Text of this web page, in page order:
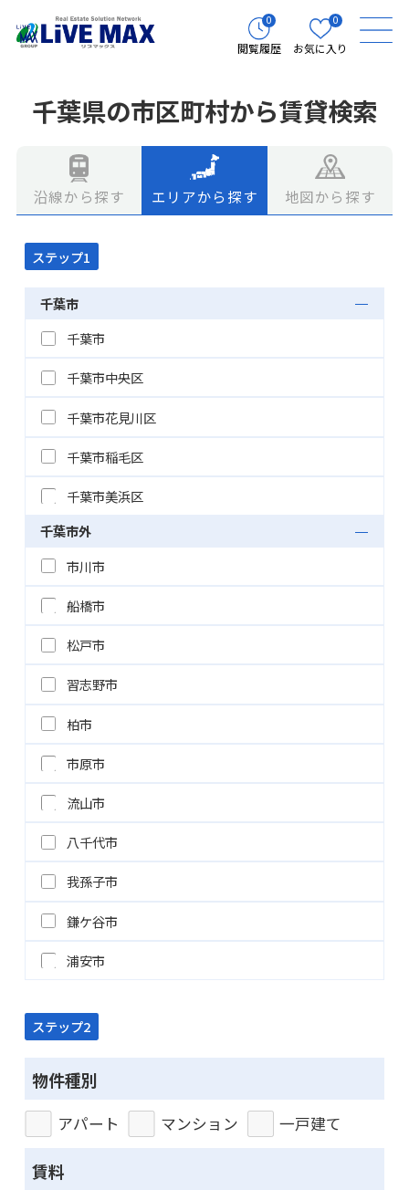
0
閲覧履歴
0
お気に入り
千葉県の市区町村から賃貸検索
沿線から探す エリアから探す 地図から探す
ステップ1
千葉市
千葉市
千葉市中央区
千葉市花見川区
千葉市稲毛区
千葉市美浜区
千葉市外
市川市
船橋市
松戸市
習志野市
柏市
市原市
流山市
八千代市
我孫子市
鎌ケ谷市
浦安市
ステップ2
物件種別
アパート マンション 一戸建て
賃料